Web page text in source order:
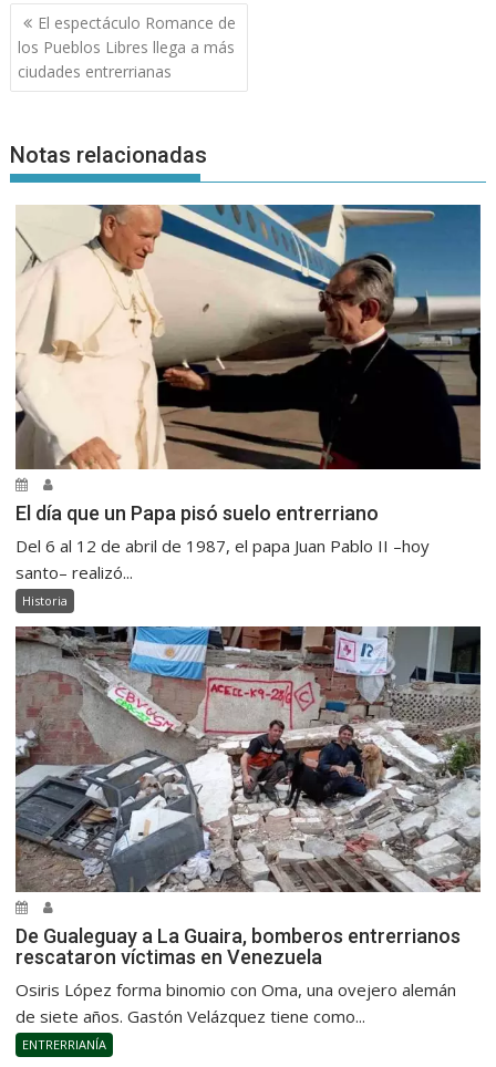
Navegación
de
entradas
El espectáculo Romance de
los Pueblos Libres llega a más
ciudades entrerrianas
Notas relacionadas
El día que un Papa pisó suelo entrerriano
Del 6 al 12 de abril de 1987, el papa Juan Pablo II –hoy
santo– realizó...
Historia
De Gualeguay a La Guaira, bomberos entrerrianos
rescataron víctimas en Venezuela
Osiris López forma binomio con Oma, una ovejero alemán
de siete años. Gastón Velázquez tiene como...
ENTRERRIANÍA